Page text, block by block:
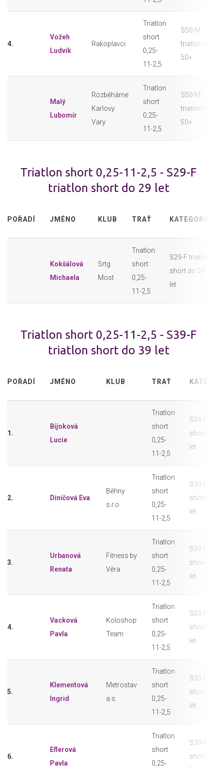
4.
Vožeh
Ludvík
Rakoplavci
Triatlon
short
0,25-
11-2,5
S50-M
triatlon
50+
Malý
Lubomír
Rozběháme
Karlovy
Vary
Triatlon
short
0,25-
11-2,5
S50-M
triatlon
50+
Triatlon short 0,25-11-2,5 - S29-F
triatlon short do 29 let
POŘADÍ JMÉNO KLUB TRAŤ KATEGORIE
Kokšálová
Michaela
Srtg
Most
Triatlon
short
0,25-
11-2,5
S29-F triatlon
short do 29
let
Triatlon short 0,25-11-2,5 - S39-F
triatlon short do 39 let
POŘADÍ JMÉNO KLUB TRAŤ
1.
Bijoková
Lucie
Triatlon
short
0,25-
11-2,5
S39-F
short do
let
2. Diničová Eva
Běhny
s.r.o
Triatlon
short
0,25-
11-2,5
S39-F
short do
let
3.
Urbanová
Renata
Fitness by
Věra
Triatlon
short
0,25-
11-2,5
S39-F
short do
let
4.
Vacková
Pavla
Koloshop
Team
Triatlon
short
0,25-
11-2,5
S39-F
short do
let
5.
Klementová
Ingrid
Metrostav
a.s.
Triatlon
short
0,25-
11-2,5
S39-F
short do
let
6.
Eflerová
Pavla
Triatlon
short
0,25-
S39-F
short do